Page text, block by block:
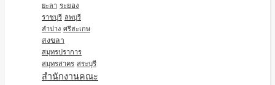
ยะลา ระยอง
ราชบุรี ลพบุรี
ลำปาง ศรีสะเกษ
สงขลา
สมุทรปราการ
สมุทรสาคร สระบุรี
สำนักงานคณะ